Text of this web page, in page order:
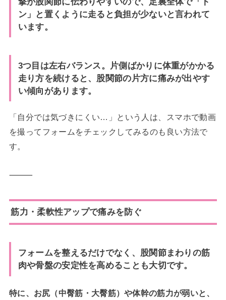
ン」と置くように走ると負担が少ないと言われて
います。
3つ目は左右バランス。片側ばかりに体重がかかる
走り方を続けると、股関節の片方に痛みが出やす
い傾向があります。
「自分では気づきにくい…」という人は、スマホで動画
を撮ってフォームをチェックしてみるのも良い方法で
す。
⸻
筋力・柔軟性アップで痛みを防ぐ
フォームを整えるだけでなく、股関節まわりの筋
肉や骨盤の安定性を高めることも大切です。
特に、お尻（中臀筋・大臀筋）や体幹の筋力が弱いと、